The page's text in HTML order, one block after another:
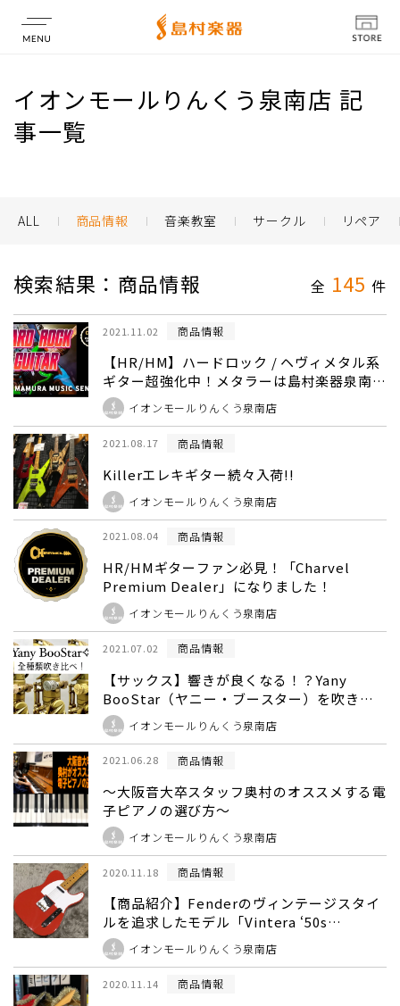
店舗情報
イオンモールりんくう泉南店 記
事一覧
ALL 商品情報 音楽教室 サークル リペア
検索結果：商品情報 全 145 件
2021.11.02 商品情報
【HR/HM】ハードロック / ヘヴィメタル系
ギター超強化中！メタラーは島村楽器泉南店
へ！！イオンモールりんくう泉南店
2021.08.17 商品情報
Killerエレキギター続々入荷!!
イオンモールりんくう泉南店
2021.08.04 商品情報
HR/HMギターファン必見！「Charvel
Premium Dealer」になりました！
イオンモールりんくう泉南店
2021.07.02 商品情報
【サックス】響きが良くなる！？Yany
BooStar（ヤニー・ブースター）を吹き比
べ！ イオンモールりんくう泉南店
2021.06.28 商品情報
～大阪音大卒スタッフ奥村のオススメする電
子ピアノの選び方～
イオンモールりんくう泉南店
2020.11.18 商品情報
【商品紹介】Fenderのヴィンテージスタイ
ルを追求したモデル「Vintera ‘50s
Telecaster」！
イオンモールりんくう泉南店
2020.11.14 商品情報